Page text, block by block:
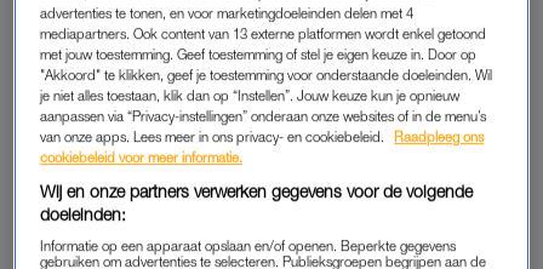
De eerste uitvaart is haar altijd bijgebleven. “Het was een stille
uitvaart. Dan is er geen dienst en zijn er geen of weinig
nabestaanden aanwezig. Dat kan de wens van de overledene
zijn óf er zijn simpelweg geen nabestaanden.” De taak van
Maud en haar collega’s is om de overledene op een nette en
uitvaart maakte veel indruk op mij. Niet alleen omdat het de
voor mij kon zijn.”
advertenties te tonen, en voor marketingdoeleinden delen met 4
mediapartners. Ook content van 13 externe platformen wordt enkel getoond
met jouw toestemming. Geef toestemming of stel je eigen keuze in. Door op
"Akkoord" te klikken, geef je toestemming voor onderstaande doeleinden. Wil
je niet alles toestaan, klik dan op “Instellen”. Jouw keuze kun je opnieuw
aanpassen via “Privacy-instellingen” onderaan onze websites of in de menu’s
van onze apps. Lees meer in ons privacy- en cookiebeleid.
Raadpleeg ons
cookiebeleid voor meer informatie.
Wij en onze partners verwerken gegevens voor de volgende
doeleinden:
Informatie op een apparaat opslaan en/of openen. Beperkte gegevens
gebruiken om advertenties te selecteren. Publieksgroepen begrijpen aan de